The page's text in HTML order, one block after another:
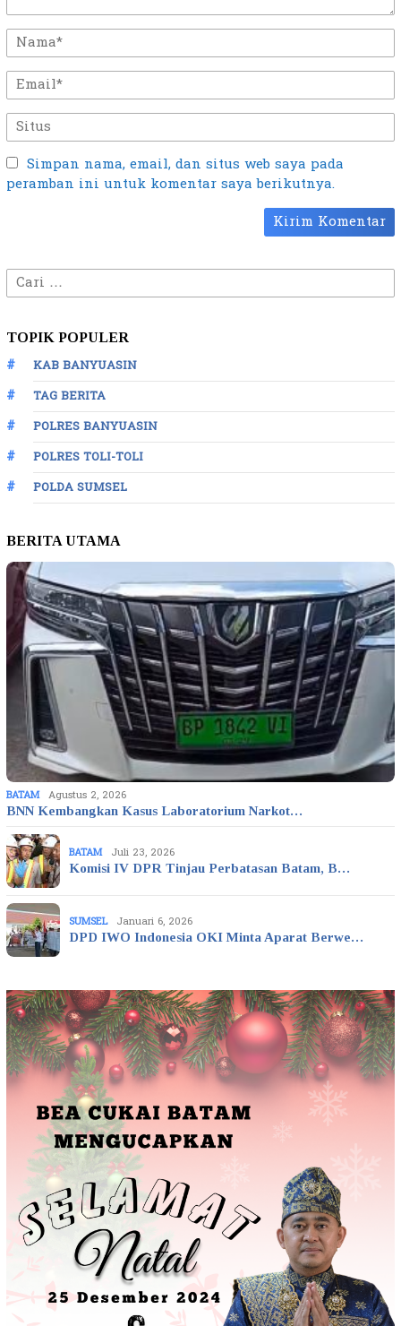
Simpan nama, email, dan situs web saya pada
peramban ini untuk komentar saya berikutnya.
Cari
untuk:
TOPIK POPULER
KAB BANYUASIN
TAG BERITA
POLRES BANYUASIN
POLRES TOLI-TOLI
POLDA SUMSEL
BERITA UTAMA
BATAM Agustus 2, 2026
BNN Kembangkan Kasus Laboratorium Narkot…
BATAM Juli 23, 2026
Komisi IV DPR Tinjau Perbatasan Batam, B…
SUMSEL Januari 6, 2026
DPD IWO Indonesia OKI Minta Aparat Berwe…